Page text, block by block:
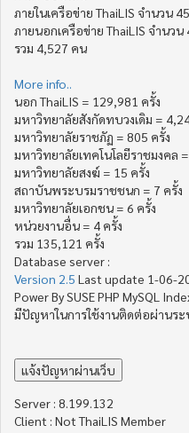
ภายในเครือข่าย ThaiLIS จำนวน 45
ภายนอกเครือข่าย ThaiLIS จำนวน
รวม 4,527 คน
More info..
นอก ThaiLIS = 129,981 ครั้ง
มหาวิทยาลัยสังกัดทบวงเดิม =
มหาวิทยาลัยราชภัฏ = 805 ครั้ง
มหาวิทยาลัยเทคโนโลยีราชมงคล
มหาวิทยาลัยสงฆ์ = 15 ครั้ง
สถาบันพระบรมราชชนก = 7 ครั้ง
มหาวิทยาลัยเอกชน = 6 ครั้ง
หน่วยงานอื่น = 4 ครั้ง
รวม 135,121 ครั้ง
Database server :
Version 2.5 Last update 1-06-
Power By SUSE PHP MySQL
มีปัญหาในการใช้งานติดต่อผ่านร
Server : 8.199.132
Client : Not ThaiLIS Member